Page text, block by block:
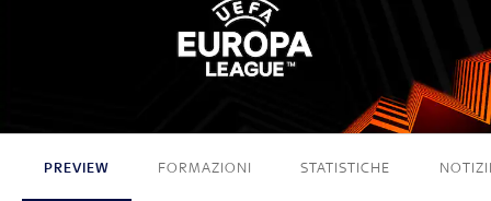
PREVIEW FORMAZIONI STATISTICHE